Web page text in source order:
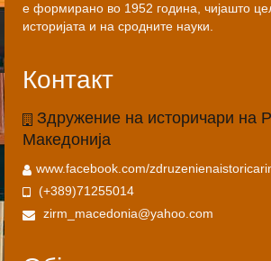
е формирано во 1952 година, чијашто
историјата и на сродните науки.
Контакт
Здружение на историчари на
Македонија
www.facebook.com/
(+389)71255014
zirm_macedonia@yahoo.com